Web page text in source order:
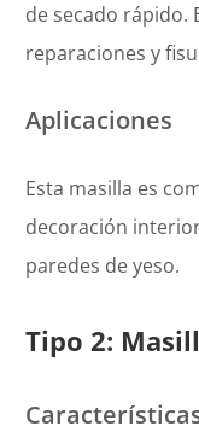
de secado rápido.
reparaciones y
Aplicaciones
Esta masilla es
decoración
paredes de yeso.
Tipo 2: